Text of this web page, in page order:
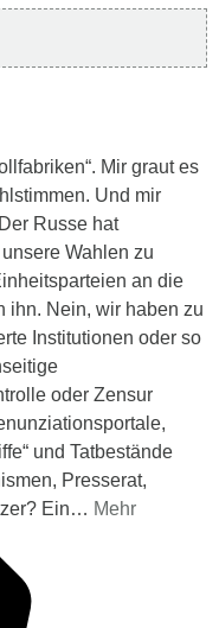
Mir graut es
Und mir
Russe hat
Wahlen zu
an die
ihn. Nein, wir haben zu
Institutionen oder so
oder Zensur
und Tatbestände
Presserat,
Ein… Mehr